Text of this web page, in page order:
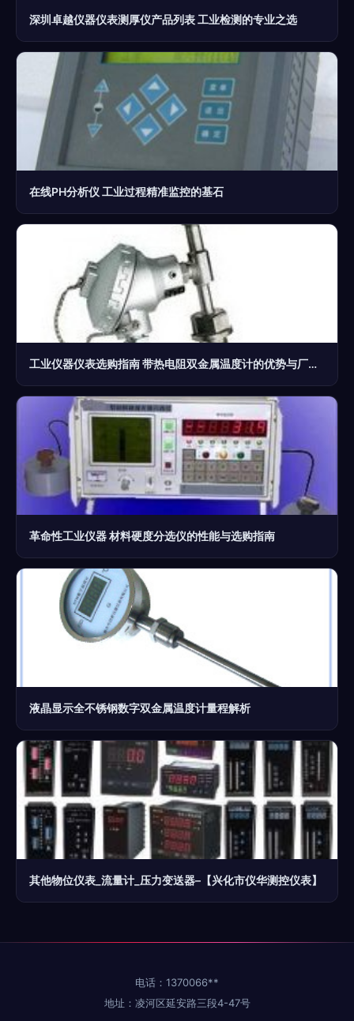
深圳卓越仪器仪表测厚仪产品列表 工业检测的专业之选
在线PH分析仪 工业过程精准监控的基石
工业仪器仪表选购指南 带热电阻双金属温度计的优势与厂家解析
革命性工业仪器 材料硬度分选仪的性能与选购指南
液晶显示全不锈钢数字双金属温度计量程解析
其他物位仪表_流量计_压力变送器–【兴化市仪华测控仪表】
电话：1370066**
地址：凌河区延安路三段4-47号